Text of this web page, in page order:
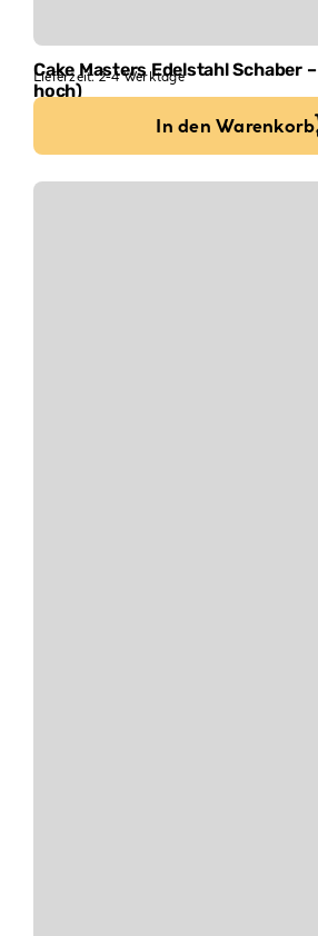
Cake Masters Edelstahl Schaber
hoch)
Lieferzeit:2-4 Werktage
In den Warenkorb